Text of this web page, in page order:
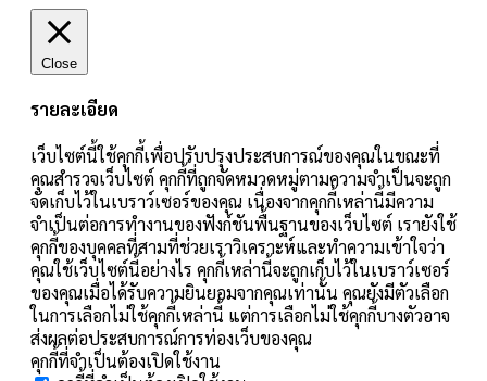
Close
รายละเอียด
เว็บไซต์นี้ใช้คุกกี้เพื่อปรับปรุงประสบการณ์ของคุณในขณะที่
คุณสำรวจเว็บไซต์ คุกกี้ที่ถูกจัดหมวดหมู่ตามความจำเป็นจะถูก
จัดเก็บไว้ในเบราว์เซอร์ของคุณ เนื่องจากคุกกี้เหล่านี้มีความ
จำเป็นต่อการทำงานของฟังก์ชันพื้นฐานของเว็บไซต์ เรายังใช้
คุกกี้ของบุคคลที่สามที่ช่วยเราวิเคราะห์และทำความเข้าใจว่า
คุณใช้เว็บไซต์นี้อย่างไร คุกกี้เหล่านี้จะถูกเก็บไว้ในเบราว์เซอร์
ของคุณเมื่อได้รับความยินยอมจากคุณเท่านั้น คุณยังมีตัวเลือก
ในการเลือกไม่ใช้คุกกี้เหล่านี้ แต่การเลือกไม่ใช้คุกกี้บางตัวอาจ
ส่งผลต่อประสบการณ์การท่องเว็บของคุณ
คุกกี้ที่จำเป็นต้องเปิดใช้งาน